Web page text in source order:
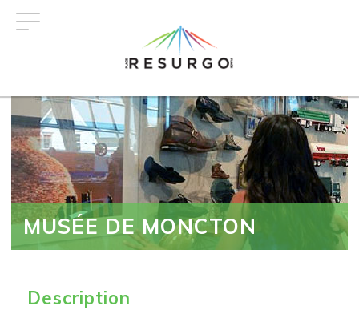
MUSÉE DE MONCTON
Description